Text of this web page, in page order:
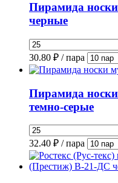
Пирамида
черные
30.80 ₽ / пара
Пирамида
темно-серые
32.40 ₽ / пара